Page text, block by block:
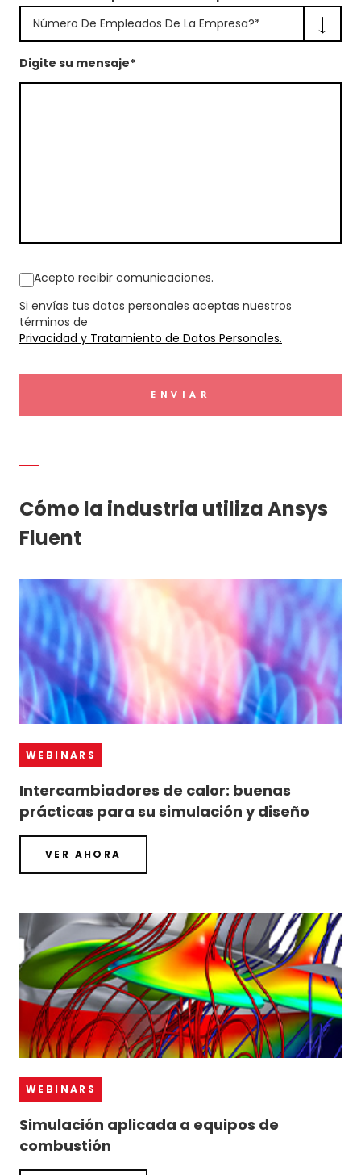
Número De Empleados De La Empresa?*
Digite su mensaje*
Acepto recibir comunicaciones.
Si envías tus datos personales aceptas nuestros
términos de
Privacidad y Tratamiento de Datos Personales.
ENVIAR
Cómo la industria utiliza Ansys
Fluent
WEBINARS
Intercambiadores de calor: buenas
prácticas para su simulación y diseño
VER AHORA
WEBINARS
Simulación aplicada a equipos de
combustión